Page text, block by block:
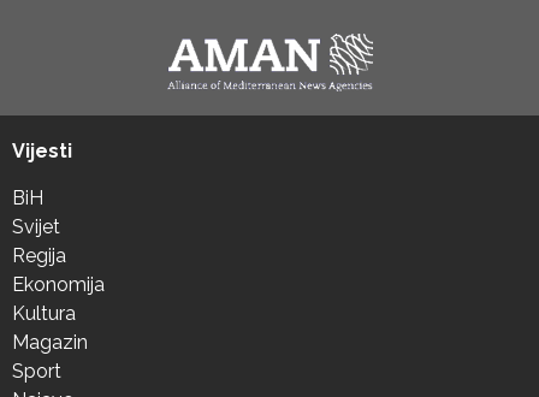
Vijesti
BiH
Svijet
Regija
Ekonomija
Kultura
Magazin
Sport